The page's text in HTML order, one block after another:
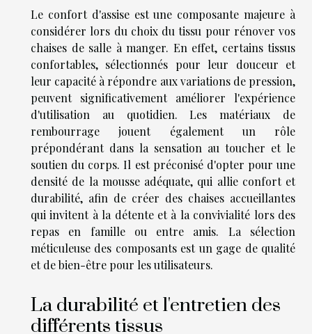
Le confort d'assise est une composante majeure à
considérer lors du choix du tissu pour rénover vos
chaises de salle à manger. En effet, certains tissus
confortables, sélectionnés pour leur douceur et
leur capacité à répondre aux variations de pression,
peuvent significativement améliorer l'expérience
d'utilisation au quotidien. Les matériaux de
rembourrage jouent également un rôle
prépondérant dans la sensation au toucher et le
soutien du corps. Il est préconisé d'opter pour une
densité de la mousse adéquate, qui allie confort et
durabilité, afin de créer des chaises accueillantes
qui invitent à la détente et à la convivialité lors des
repas en famille ou entre amis. La sélection
méticuleuse des composants est un gage de qualité
et de bien-être pour les utilisateurs.
La durabilité et l'entretien des
différents tissus